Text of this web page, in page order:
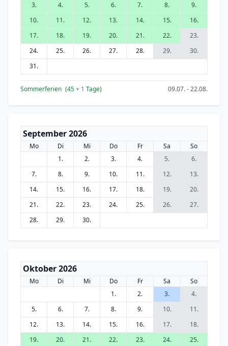
3.
4. 5. 6. 7. 8.
9.
10.
11. 12. 13. 14. 15.
16.
17.
18. 19. 20. 21. 22.
23.
24.
25. 26. 27. 28. 29.
30.
31.
Sommerferien (45+ 1 Tage) 09.07. - 22.08.
September 2026
Mo Di Mi Do Fr Sa
So
1.
2. 3. 4. 5.
6.
7.
8. 9. 10. 11. 12.
13.
14.
15. 16. 17. 18. 19.
20.
21.
22. 23. 24. 25. 26.
27.
28.
29. 30.
Oktober 2026
Mo Di Mi Do Fr Sa
So
1.
2. 3.
4.
5.
6. 7. 8. 9. 10.
11.
12.
13. 14. 15. 16. 17.
18.
19.
20. 21. 22. 23. 24.
25.